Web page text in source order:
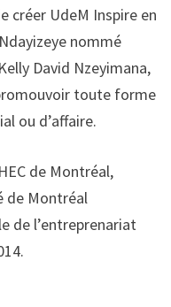
UdeM Inspire en
nommé
David Nzeyimana,
toute forme
ou d’affaire.
de Montréal,
de Montréal
de l’entreprenariat